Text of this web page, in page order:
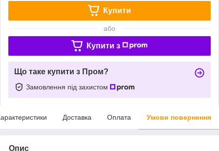
Купити
або
Купити з
Що таке купити з Пром?
Замовлення під захистом
Доставка Оплата Умови повернення
Опис